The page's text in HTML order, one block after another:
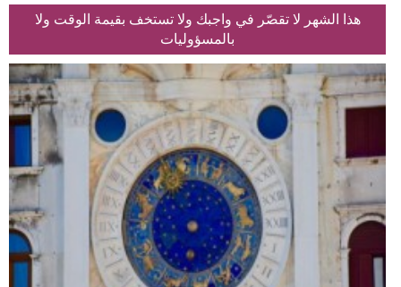
هذا الشهر لا تقصّر في واجبك ولا تستخف بقيمة الوقت ولا
بالمسؤوليات